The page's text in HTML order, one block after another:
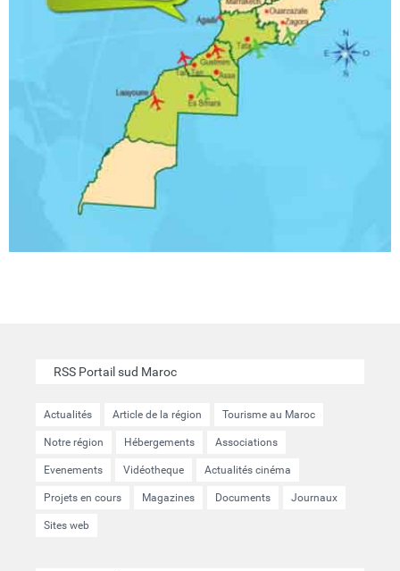
RSS Portail sud Maroc
Actualités Article de la région Tourisme au Maroc
Notre région Hébergements Associations
Evenements Vidéotheque Actualités cinéma
Projets en cours Magazines Documents Journaux
Sites web